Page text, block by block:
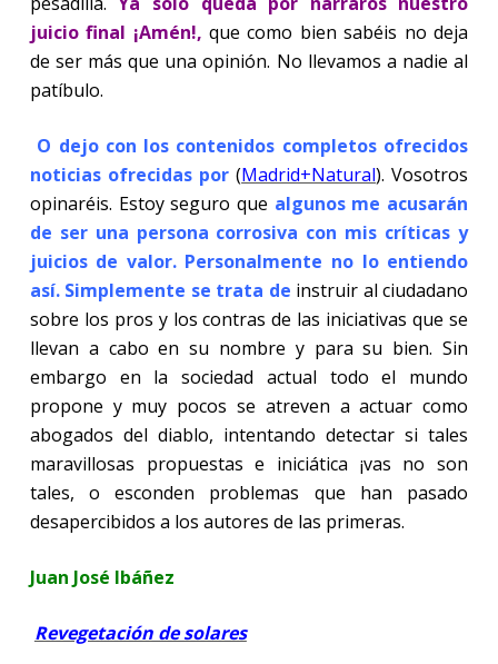
juicio final ¡Amén!, que como bien sabéis no deja
de ser más que una opinión. No llevamos a nadie al
patíbulo.
O dejo con los contenidos completos ofrecidos
noticias ofrecidas por (Madrid+Natural). Vosotros
opinaréis. Estoy seguro que algunos me acusarán
de ser una persona corrosiva con mis críticas y
juicios de valor. Personalmente no lo entiendo
así. Simplemente se trata de instruir al ciudadano
sobre los pros y los contras de las iniciativas que se
llevan a cabo en su nombre y para su bien. Sin
embargo en la sociedad actual todo el mundo
propone y muy pocos se atreven a actuar como
abogados del diablo, intentando detectar si tales
maravillosas propuestas e iniciática ¡vas no son
tales, o esconden problemas que han pasado
desapercibidos a los autores de las primeras.
Juan José Ibáñez
Revegetación de solares